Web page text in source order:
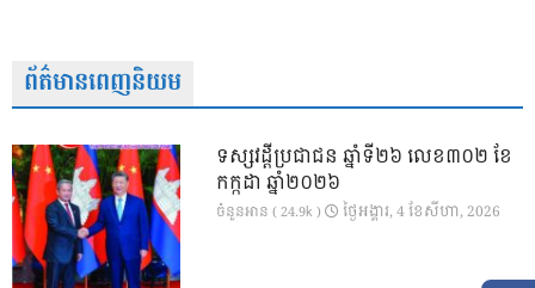
ព័ត៌មានពេញនិយម
ទស្សវដ្តីប្រជាជន ឆ្នាំទី២៦ លេខ៣០២ ខែ
កក្កដា ឆ្នាំ២០២៦
ចំនួនអាន ( 24.9k ) ថ្ងៃ​អង្គារ, 4 ខែ​សីហា, 2026